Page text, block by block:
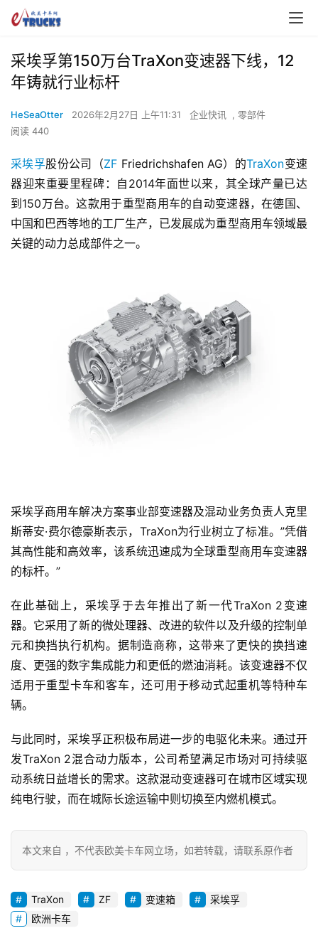
首
独
家
资
视
登录
采埃孚第150万台TraXon变速器下线，12
年铸就行业标杆
HeSeaOtter 2026年2月27日 上午11:31 企业快讯 , 零部件
阅读 440
采埃孚股份公司（ZF Friedrichshafen AG）的TraXon变速
器迎来重要里程碑：自2014年面世以来，其全球产量已达
到150万台。这款用于重型商用车的自动变速器，在德国、
中国和巴西等地的工厂生产，已发展成为重型商用车领域最
关键的动力总成部件之一。
采埃孚商用车解决方案事业部变速器及混动业务负责人克里
斯蒂安·费尔德豪斯表示，TraXon为行业树立了标准。”凭借
其高性能和高效率，该系统迅速成为全球重型商用车变速器
的标杆。”
在此基础上，采埃孚于去年推出了新一代TraXon 2变速
器。它采用了新的微处理器、改进的软件以及升级的控制单
元和换挡执行机构。据制造商称，这带来了更快的换挡速
度、更强的数字集成能力和更低的燃油消耗。该变速器不仅
适用于重型卡车和客车，还可用于移动式起重机等特种车
辆。
与此同时，采埃孚正积极布局进一步的电驱化未来。通过开
发TraXon 2混合动力版本，公司希望满足市场对可持续驱
动系统日益增长的需求。这款混动变速器可在城市区域实现
纯电行驶，而在城际长途运输中则切换至内燃机模式。
本文来自 ，不代表欧美卡车网立场，如若转载，请联系原作者
TraXon ZF 变速箱
采埃孚
欧洲卡车